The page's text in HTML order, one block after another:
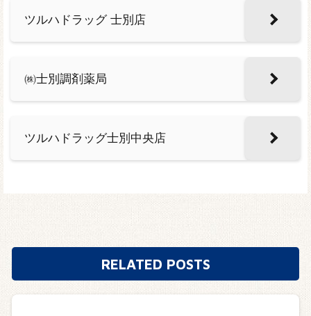
ツルハドラッグ 士別店
㈱士別調剤薬局
ツルハドラッグ士別中央店
RELATED POSTS